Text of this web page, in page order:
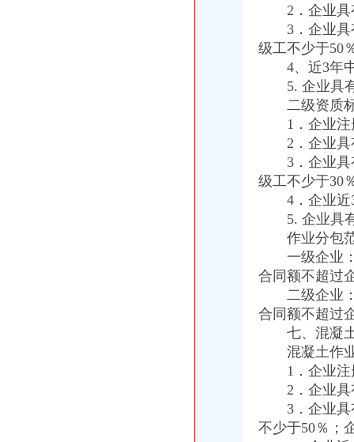
重庆江北公司注册注册公司的程序全透明了解_重庆江北区五里店工商
重庆公司注册/变更注销/代理记账/商标注册/网站建设/一站式企业服务管
渝中区半包预算_渝中区半包预算表_渝中区半包预算书_渝中区半包预
商贩在旺内加入福尔马林两年卖700余吨|闲谈天地-虹桥门户网论坛
要开汽车维修店在重庆哪可以办营业执照,开修车店要些什么证件？-
郑州注册公司|郑州中原区工商注册代理|郑州高新区营业执照代办|郑州
重庆广电移动电视有限责任公司2017年度移动电视行业广告代理项目
重庆市国土资源和房屋管理局关于试行房地产中介代理代办示范合同的
2．企业具有
3．企业具有
级工不少于50
4、近3年中
5. 企业具有
二级资质
1．企业注
2．企业具
3．企业具有
级工不少于30
4．企业近3
5. 企业具有
作业分包
一级企业：
合同额不超过
二级企业：
合同额不超过
七、混凝土
混凝土作业
1．企业注
2．企业具有
3．企业具有
不少于50％；